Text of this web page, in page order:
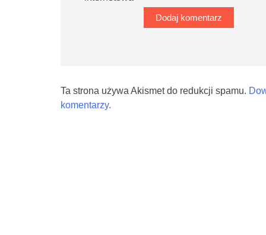
Ta strona używa Akismet do redukcji spamu.
komentarzy.